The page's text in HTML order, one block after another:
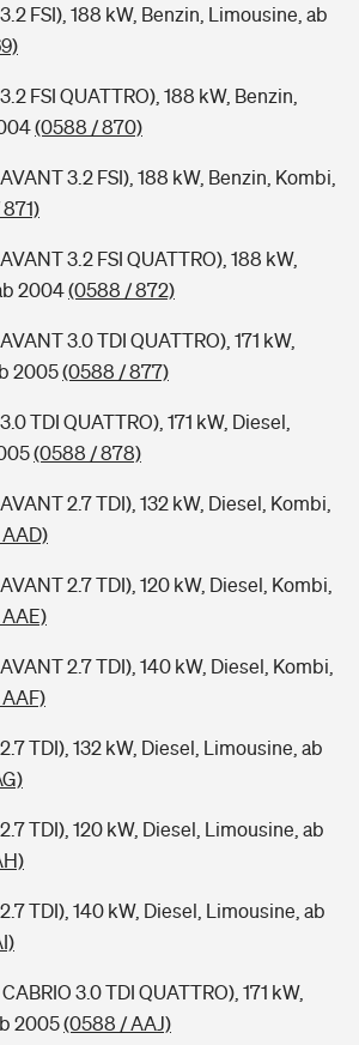
FSI), 188 kW, Benzin, Limousine, ab
FSI QUATTRO), 188 kW, Benzin,
(0588 / 870)
3.2 FSI), 188 kW, Benzin, Kombi,
3.2 FSI QUATTRO), 188 kW,
2004(0588 / 872)
3.0 TDI QUATTRO), 171 kW,
2005(0588 / 877)
TDI QUATTRO), 171 kW, Diesel,
(0588 / 878)
2.7 TDI), 132 kW, Diesel, Kombi,
2.7 TDI), 120 kW, Diesel, Kombi,
2.7 TDI), 140 kW, Diesel, Kombi,
TDI), 132 kW, Diesel, Limousine, ab
TDI), 120 kW, Diesel, Limousine, ab
TDI), 140 kW, Diesel, Limousine, ab
3.0 TDI QUATTRO), 171 kW,
2005(0588 / AAJ)